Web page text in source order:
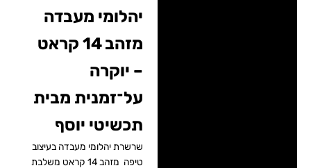
יהלומי מעבדה
מזהב 14 קראט
– יוקרה
על־זמנית מבית
תכשיטי יוסף
שרשרת יהלומי מעבדה בעיצוב
טיפה מזהב 14 קראט משלבת